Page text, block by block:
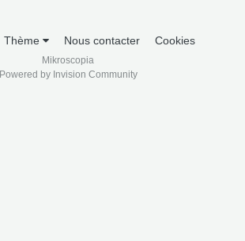
Thème Nous contacter Cookies
Mikroscopia
Powered by Invision Community